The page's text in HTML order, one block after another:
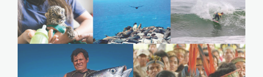
agenda ambiental –
spda